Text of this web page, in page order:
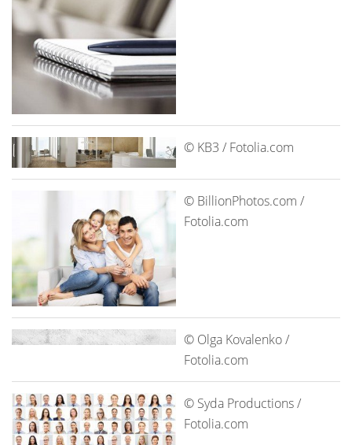
© KB3 / Fotolia.com
© BillionPhotos.com /
Fotolia.com
© Olga Kovalenko /
Fotolia.com
© Syda Productions /
Fotolia.com